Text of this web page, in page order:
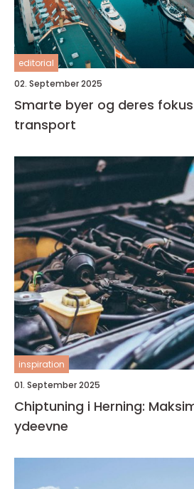
editorial
02. September 2025
Smarte byer og deres
transport
inspiration
01. September 2025
Chiptuning i Herning:
ydeevne